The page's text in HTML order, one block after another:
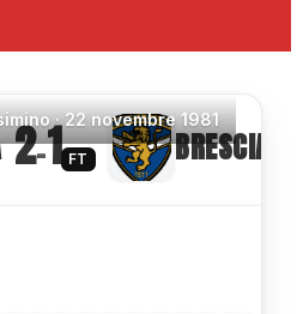
·22 novembre 1981
2–1 FT BRESCIA